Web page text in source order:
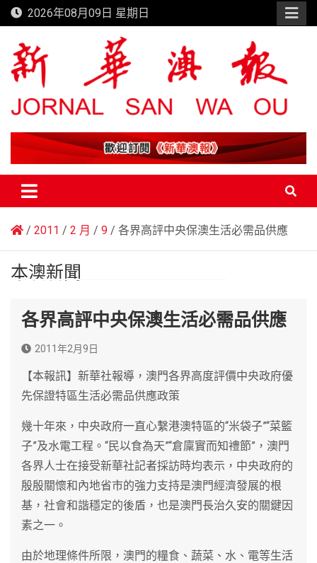
Skip
to
content
2026年08月09日 星期日
新華澳報
2011 2 月 9 各界高評中央保澳生活必需品供應
本澳新聞
各界高評中央保澳生活必需品供應
2011年2月9日
【本報訊】新華社報導，澳門各界高度評價中央政府優
先保證特區生活必需品供應政策
幾十年來，中央政府一直心繫港澳特區的“米袋子”“菜籃
子”及水電工程。“民以食為天”“倉廩實而知禮節”，澳門
各界人士在接受新華社記者採訪時均表示，中央政府的
殷殷關懷和內地省市的強力支持是澳門經濟發展的根
基，社會和諧穩定的後盾，也是澳門長治久安的關鍵因
素之一。
由於地理條件所限，澳門的糧食、蔬菜、水、電等生活